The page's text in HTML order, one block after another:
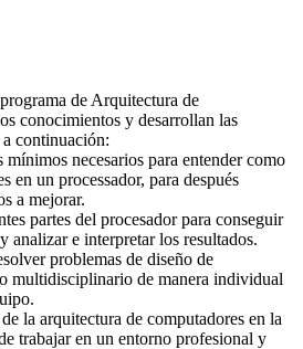
de Arquitectura de
conocimientos y desarrollan las
continuación:
necesarios para entender como
en un processador, para después
a mejorar.
partes del procesador para conseguir
analizar e interpretar los resultados.
problemas de diseño de
multidisciplinario de manera individual
la arquitectura de computadores en la
trabajar en un entorno profesional y